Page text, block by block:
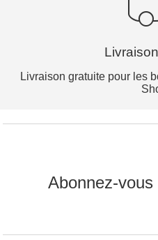
Livraison gratuite pour les
Abonnez-